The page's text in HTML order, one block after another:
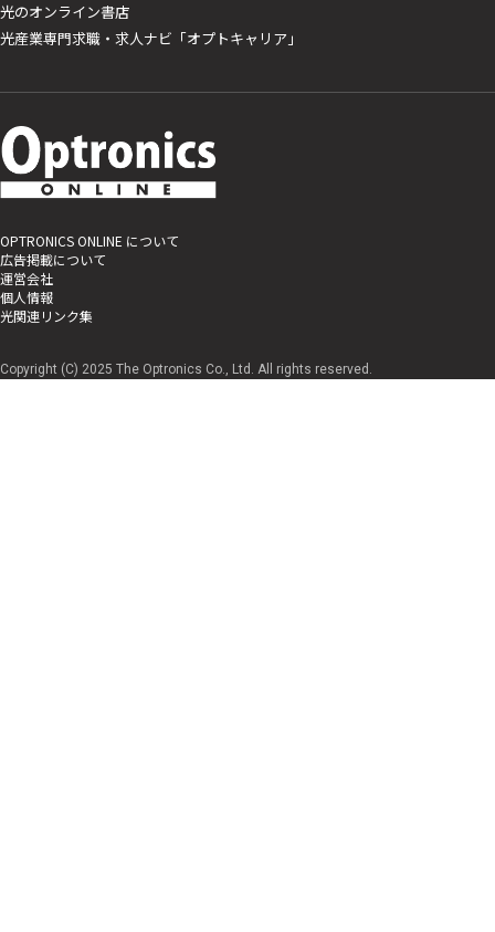
光のオンライン書店
光産業専門求職・求人ナビ「オプトキャリア」
OPTRONICS ONLINE について
広告掲載について
運営会社
個人情報
光関連リンク集
Copyright (C) 2025 The Optronics Co., Ltd. All rights reserved.